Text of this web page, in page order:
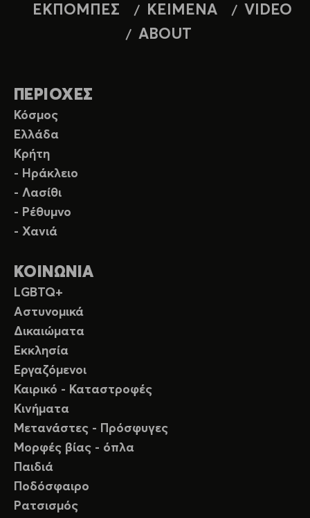
ΕΚΠΟΜΠΕΣ ΚΕΙΜΕΝΑ
VIDEO
ABOUT
ΠΕΡΙΟΧΕΣ
Κόσμος
Ελλάδα
Κρήτη
- Ηράκλειο
- Λασίθι
- Ρέθυμνο
- Χανιά
ΚΟΙΝΩΝΙΑ
LGBTQ+
Αστυνομικά
Δικαιώματα
Εκκλησία
Εργαζόμενοι
Καιρικό - Καταστροφές
Κινήματα
Μετανάστες - Πρόσφυγες
Μορφές βίας - όπλα
Παιδιά
Ποδόσφαιρο
Ρατσισμός